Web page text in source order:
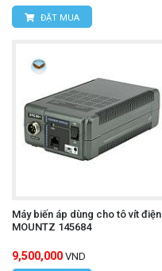
ĐẶT MUA
Máy biến áp dùng cho tô vít điện
MOUNTZ 145684
9,500,000 VND